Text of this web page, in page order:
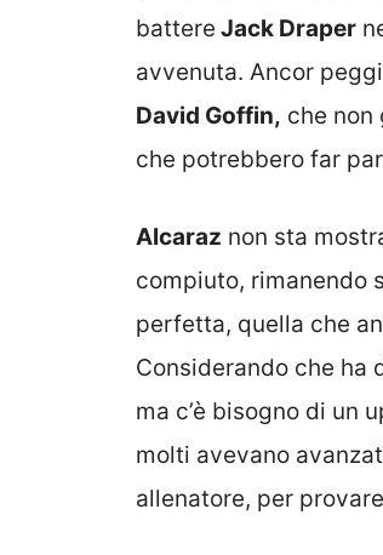
battere Jack Draper
avvenuta. Ancor
David Goffin, che
che potrebbero far
Alcaraz non sta
compiuto, rimanendo
perfetta, quella che
Considerando che ha
ma c’è bisogno di un
molti avevano
allenatore, per